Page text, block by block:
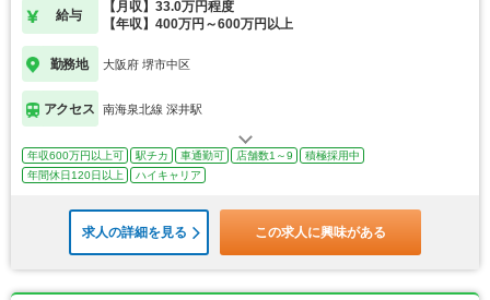
給与
【月収】33.0万円程度
【年収】400万円～600万円以上
勤務地 大阪府 堺市中区
アクセス 南海泉北線 深井駅
年収600万円以上可 駅チカ 車通勤可 店舗数1～9
積極採用中
年間休日120日以上
ハイキャリア
求人の詳細を見る この求人に興味がある